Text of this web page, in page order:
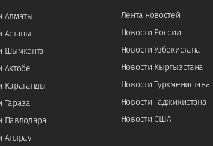
Алматы
Астаны
Шымкента
Актобе
Караганды
Тараза
Павлодара
Атырау
Лента новостей
Новости России
Новости Узбекистана
Новости Кыргызстана
Новости Туркменистана
Новости Таджикистана
Новости США